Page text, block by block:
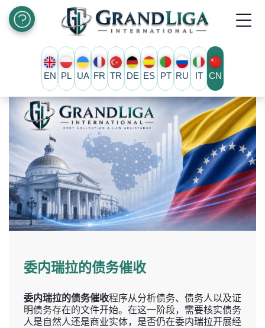
EN PL UA FR TR DE ES PT RU IT CN
委内瑞拉的债务催收
委内瑞拉的债务催收程序从分析债务、债务人以及证
明债务存在的文件开始。在这一阶段，需要核实债务
人是自然人还是商业实体，是否仍在委内瑞拉开展经